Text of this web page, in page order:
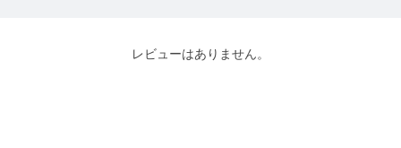
レビューはありません。